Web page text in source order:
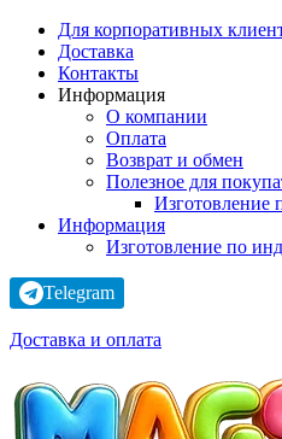
Для корпоративных
Доставка
Контакты
Информация
О компании
Оплата
Возврат и обмен
Полезное для
Изготовление
Информация
Изготовление по
Telegram
Доставка и оплата